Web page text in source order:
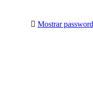
Mostrar password